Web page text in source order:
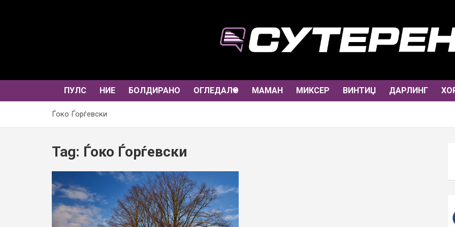
ПУЛС НИЕ БОЛДИРАНО ОГЛЕДАЛО МАМАН МИКСЕР ВИНТИЏ ДАРЛИНГ
Ѓоко Ѓорѓевски
Tag: Ѓоко Ѓорѓевски